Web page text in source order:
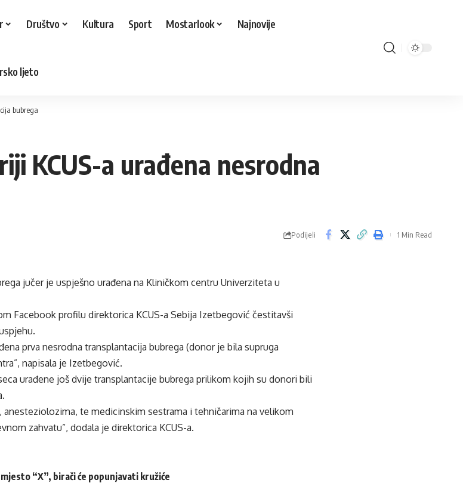
Društvo Kultura Sport Mostarlook Najnovije
ljeto
bubrega
KCUS-a urađena nesrodna
Podijeli 1 Min Read
jučer je uspješno urađena na Kliničkom centru Univerziteta u
Facebook profilu direktorica KCUS-a Sebija Izetbegović čestitavši
prva nesrodna transplantacija bubrega (donor je bila supruga
napisala je Izetbegović.
urađene još dvije transplantacije bubrega prilikom kojih su donori bili
anesteziolozima, te medicinskim sestrama i tehničarima na velikom
zahvatu”, dodala je direktorica KCUS-a.
“X”, birači će popunjavati kružiće